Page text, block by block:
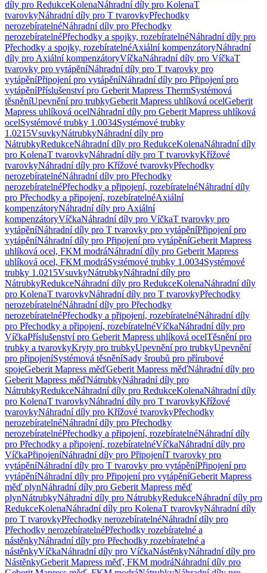
díly pro RedukceKolenaNáhradní díly pro KolenaT
tvarovkyNáhradní díly pro T tvarovkyPřechodky
nerozebíratelnéNáhradní díly pro Přechodky
nerozebíratelnéPřechodky a spojky, rozebíratelnéNáhradní díly pro
Přechodky a spojky, rozebíratelnéAxiální kompenzátoryNáhradní
díly pro Axiální kompenzátoryVíčkaNáhradní díly pro VíčkaT
tvarovky pro vytápěníNáhradní díly pro T tvarovky pro
vytápěníPřipojení pro vytápěníNáhradní díly pro Připojení pro
vytápěníPříslušenství pro Geberit Mapress ThermSystémová
těsněníUpevnění pro trubkyGeberit Mapress uhlíková ocelGeberit
Mapress uhlíková ocelNáhradní díly pro Geberit Mapress uhlíková
ocelSystémové trubky 1.0034Systémové trubky
1.0215VsuvkyNátrubkyNáhradní díly pro
NátrubkyRedukceNáhradní díly pro RedukceKolenaNáhradní díly
pro KolenaT tvarovkyNáhradní díly pro T tvarovkyKřížové
tvarovkyNáhradní díly pro Křížové tvarovkyPřechodky
nerozebíratelnéNáhradní díly pro Přechodky
nerozebíratelnéPřechodky a připojení, rozebíratelnéNáhradní díly
pro Přechodky a připojení, rozebíratelnéAxiální
kompenzátoryNáhradní díly pro Axiální
kompenzátoryVíčkaNáhradní díly pro VíčkaT tvarovky pro
vytápěníNáhradní díly pro T tvarovky pro vytápěníPřipojení pro
vytápěníNáhradní díly pro Připojení pro vytápěníGeberit Mapress
uhlíková ocel, FKM modráNáhradní díly pro Geberit Mapress
uhlíková ocel, FKM modráSystémové trubky 1.0034Systémové
trubky 1.0215VsuvkyNátrubkyNáhradní díly pro
NátrubkyRedukceNáhradní díly pro RedukceKolenaNáhradní díly
pro KolenaT tvarovkyNáhradní díly pro T tvarovkyPřechodky
nerozebíratelnéNáhradní díly pro Přechodky
nerozebíratelnéPřechodky a připojení, rozebíratelnéNáhradní díly
pro Přechodky a připojení, rozebíratelnéVíčkaNáhradní díly pro
VíčkaPříslušenství pro Geberit Mapress uhlíková ocelTěsnění pro
trubky a tvarovkyKryty pro trubkyUpevnění pro trubkyUpevnění
pro připojeníSystémová těsněníSady šroubů pro přírubové
spojeGeberit Mapress měďGeberit Mapress měďNáhradní díly pro
Geberit Mapress měďNátrubkyNáhradní díly pro
NátrubkyRedukceNáhradní díly pro RedukceKolenaNáhradní díly
pro KolenaT tvarovkyNáhradní díly pro T tvarovkyKřížové
tvarovkyNáhradní díly pro Křížové tvarovkyPřechodky
nerozebíratelnéNáhradní díly pro Přechodky
nerozebíratelnéPřechodky a připojení, rozebíratelnéNáhradní díly
pro Přechodky a připojení, rozebíratelnéVíčkaNáhradní díly pro
VíčkaPřipojeníNáhradní díly pro PřipojeníT tvarovky pro
vytápěníNáhradní díly pro T tvarovky pro vytápěníPřipojení pro
vytápěníNáhradní díly pro Připojení pro vytápěníGeberit Mapress
měď plynNáhradní díly pro Geberit Mapress měď
plynNátrubkyNáhradní díly pro NátrubkyRedukceNáhradní díly pro
RedukceKolenaNáhradní díly pro KolenaT tvarovkyNáhradní díly
pro T tvarovkyPřechodky nerozebíratelnéNáhradní díly pro
Přechodky nerozebíratelnéPřechodky rozebíratelné a
nástěnkyNáhradní díly pro Přechodky rozebíratelné a
nástěnkyVíčkaNáhradní díly pro VíčkaNástěnkyNáhradní díly pro
NástěnkyGeberit Mapress měď, FKM modráNáhradní díly pro